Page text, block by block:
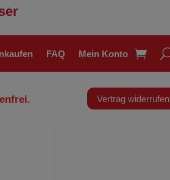
FAQ Mein Konto
Vertrag widerrufen